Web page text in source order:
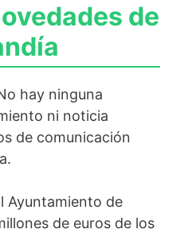
de
hay ninguna
ni noticia
de comunicación
Ayuntamiento de
de euros de los